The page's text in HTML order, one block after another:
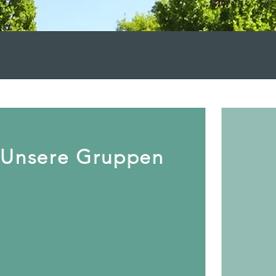
Unsere Gruppen